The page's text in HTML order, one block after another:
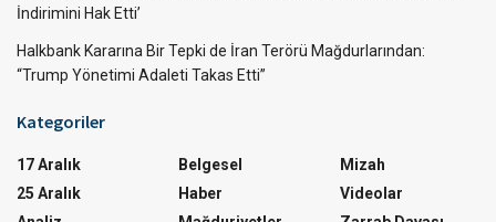
İndirimini Hak Etti’
Halkbank Kararına Bir Tepki de İran Terörü Mağdurlarından:
“Trump Yönetimi Adaleti Takas Etti”
Kategoriler
17 Aralık
25 Aralık
Belgesel
Haber
Mizah
Videolar